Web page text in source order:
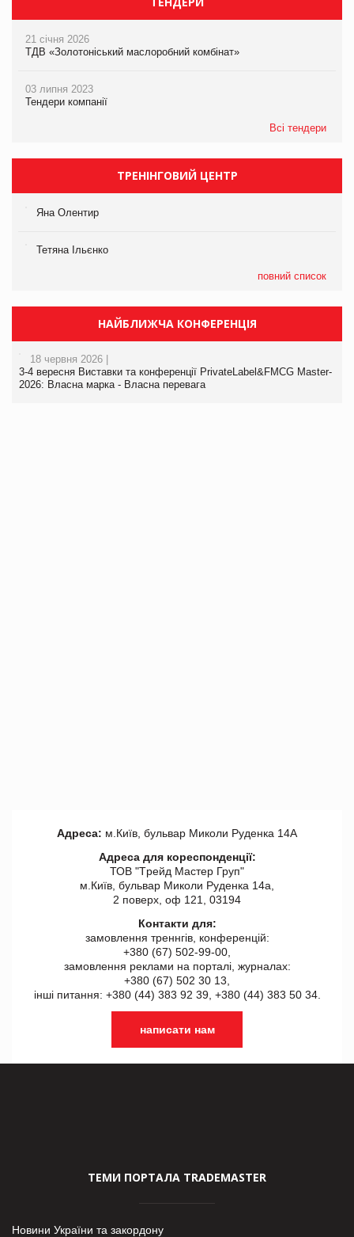
21 січня 2026
ТДВ «Золотоніський маслоробний комбінат»
03 липня 2023
Тендери компанії
Всі тендери
ТРЕНІНГОВИЙ ЦЕНТР
Яна Олентир
Тетяна Ільєнко
повний список
НАЙБЛИЖЧА КОНФЕРЕНЦІЯ
18 червня 2026 |
3-4 вересня Виставки та конференції PrivateLabel&FMCG Master-
2026: Власна марка - Власна перевага
Адреса: м.Київ, бульвар Миколи Руденка 14А
Адреса для кореспонденції:
ТОВ "Tрейд Мастер Груп"
м.Київ, бульвар Миколи Руденка 14а,
2 поверх, оф 121, 03194
Контакти для:
замовлення треннгів, конференцій:
+380 (67) 502-99-00,
замовлення реклами на порталі, журналах:
+380 (67) 502 30 13,
інші питання: +380 (44) 383 92 39, +380 (44) 383 50 34.
написати нам
ТЕМИ ПОРТАЛА TRADEMASTER
Новини України та закордону